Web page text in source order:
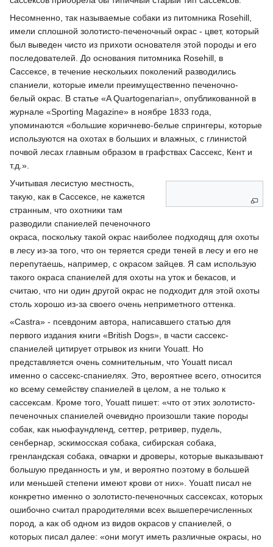
Несомненно, так называемые собаки из питомника Rosehill,
имели сплошной золотисто-печеночный окрас - цвет, который
был выведен чисто из прихоти основателя этой породы и его
последователей. До основания питомника Rosehill, в
Сассексе, в течение нескольких поколений разводились
спаниели, которые имели преимущественно печеночно-
белый окрас. В статье «A Quartogenarian», опубликованной в
журнале «Sporting Magazine» в ноябре 1833 года,
упоминаются «большие коричнево-белые спрингеры, которые
используются на охотах в больших и влажных, с глинистой
почвой лесах главным образом в графствах Сассекс, Кент и
т.д.».
Учитывая лесистую местность,
такую, как в Сассексе, не кажется
странным, что охотники там
разводили спаниелей печеночного
окраса, поскольку такой окрас наиболее подходящ для охоты
в лесу из-за того, что он теряется среди теней в лесу и его не
перепутаешь, например, с окрасом зайцев. Я сам использую
такого окраса спаниелей для охоты на уток и бекасов, и
считаю, что ни один другой окрас не подходит для этой охоты
столь хорошо из-за своего очень неприметного оттенка.
«Castra» - псевдоним автора, написавшего статью для
первого издания книги «British Dogs», в части сассекс-
спаниелей цитирует отрывок из книги Youatt. Но
представляется очень сомнительным, что Youatt писал
именно о сассекс-спаниелях. Это, вероятнее всего, относится
ко всему семейству спаниелей в целом, а не только к
сассексам. Кроме того, Youatt пишет: «что от этих золотисто-
печеночных спаниелей очевидно произошли такие породы
собак, как ньюфаундленд, сеттер, ретривер, пудель,
сенбернар, эскимосская собака, сибирская собака,
гренландская собака, овчарки и дроверы, которые выказывают
большую преданность и ум, и вероятно поэтому в большей
или меньшей степени имеют крови от них». Youatt писал не
конкретно именно о золотисто-печеночных сассексах, которых
ошибочно считал прародителями всех вышеперечисленных
пород, а как об одном из видов окрасов у спаниелей, о
которых писал далее: «они могут иметь различные окрасы, но